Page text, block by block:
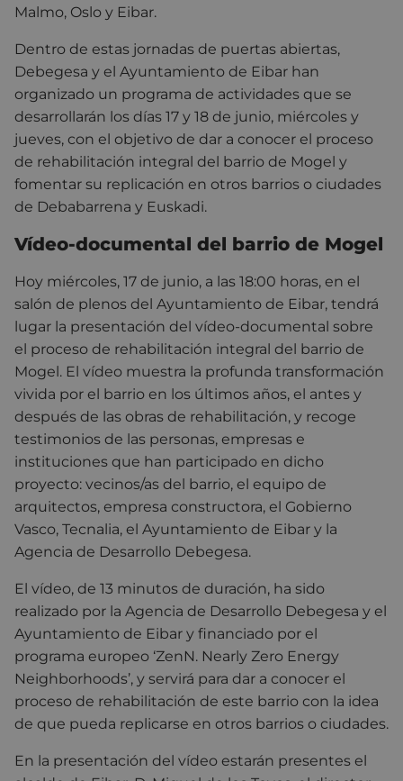
Malmo, Oslo y Eibar.
Dentro de estas jornadas de puertas abiertas,
Debegesa y el Ayuntamiento de Eibar han
organizado un programa de actividades que se
desarrollarán los días 17 y 18 de junio, miércoles y
jueves, con el objetivo de dar a conocer el proceso
de rehabilitación integral del barrio de Mogel y
fomentar su replicación en otros barrios o ciudades
de Debabarrena y Euskadi.
Vídeo-documental del barrio de Mogel
Hoy miércoles, 17 de junio, a las 18:00 horas, en el
salón de plenos del Ayuntamiento de Eibar, tendrá
lugar la presentación del vídeo-documental sobre
el proceso de rehabilitación integral del barrio de
Mogel. El vídeo muestra la profunda transformación
vivida por el barrio en los últimos años, el antes y
después de las obras de rehabilitación, y recoge
testimonios de las personas, empresas e
instituciones que han participado en dicho
proyecto: vecinos/as del barrio, el equipo de
arquitectos, empresa constructora, el Gobierno
Vasco, Tecnalia, el Ayuntamiento de Eibar y la
Agencia de Desarrollo Debegesa.
El vídeo, de 13 minutos de duración, ha sido
realizado por la Agencia de Desarrollo Debegesa y el
Ayuntamiento de Eibar y financiado por el
programa europeo ‘ZenN. Nearly Zero Energy
Neighborhoods’, y servirá para dar a conocer el
proceso de rehabilitación de este barrio con la idea
de que pueda replicarse en otros barrios o ciudades.
En la presentación del vídeo estarán presentes el